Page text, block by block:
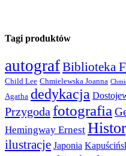
Tagi produktów
autografBiblioteka
Child Lee Chmielewska Joanna
Agatha dedykacja
Przygodafotografia
Hemingway Ernest
ilustracje Japonia